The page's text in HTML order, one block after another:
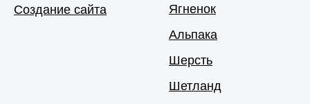
Создание сайта
Ягненок
Альпака
Шерсть
Шетланд